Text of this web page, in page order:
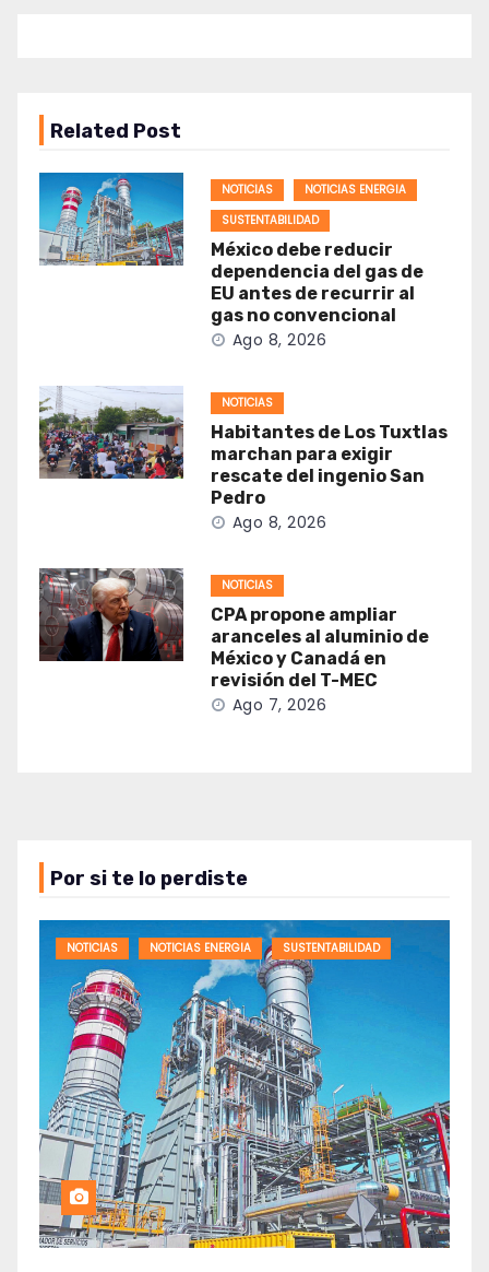
Related Post
NOTICIAS
NOTICIAS ENERGIA
SUSTENTABILIDAD
México debe reducir
dependencia del gas de
EU antes de recurrir al
gas no convencional
Ago 8, 2026
NOTICIAS
Habitantes de Los Tuxtlas
marchan para exigir
rescate del ingenio San
Pedro
Ago 8, 2026
NOTICIAS
CPA propone ampliar
aranceles al aluminio de
México y Canadá en
revisión del T-MEC
Ago 7, 2026
Por si te lo perdiste
NOTICIAS NOTICIAS ENERGIA SUSTENTABILIDAD